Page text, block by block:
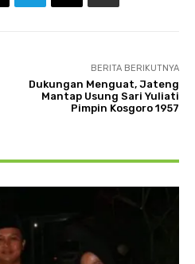
BERITA BERIKUTNYA
Dukungan Menguat, Jateng
Mantap Usung Sari Yuliati
Pimpin Kosgoro 1957